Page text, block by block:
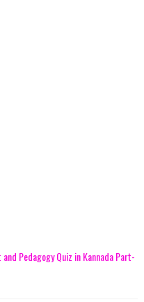
Pedagogy Quiz in Kannada Part-